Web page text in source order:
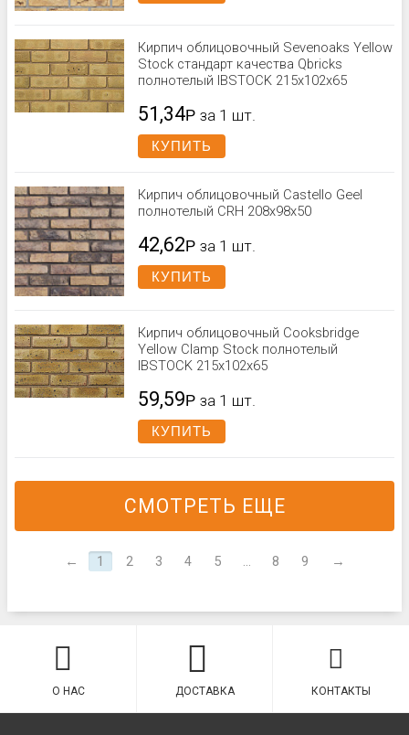
Кирпич облицовочный Sevenoaks Yellow
Stock стандарт качества Qbricks
полнотелый IBSTOCK 215х102х65
51,34Р за 1 шт.
КУПИТЬ
Кирпич облицовочный Castello Geel
полнотелый CRH 208x98x50
42,62Р за 1 шт.
КУПИТЬ
Кирпич облицовочный Cooksbridge
Yellow Clamp Stock полнотелый
IBSTOCK 215x102x65
59,59Р за 1 шт.
КУПИТЬ
СМОТРЕТЬ ЕЩЕ
← 1 2 3 4 5 ... 8 9 →
О НАС ДОСТАВКА КОНТАКТЫ